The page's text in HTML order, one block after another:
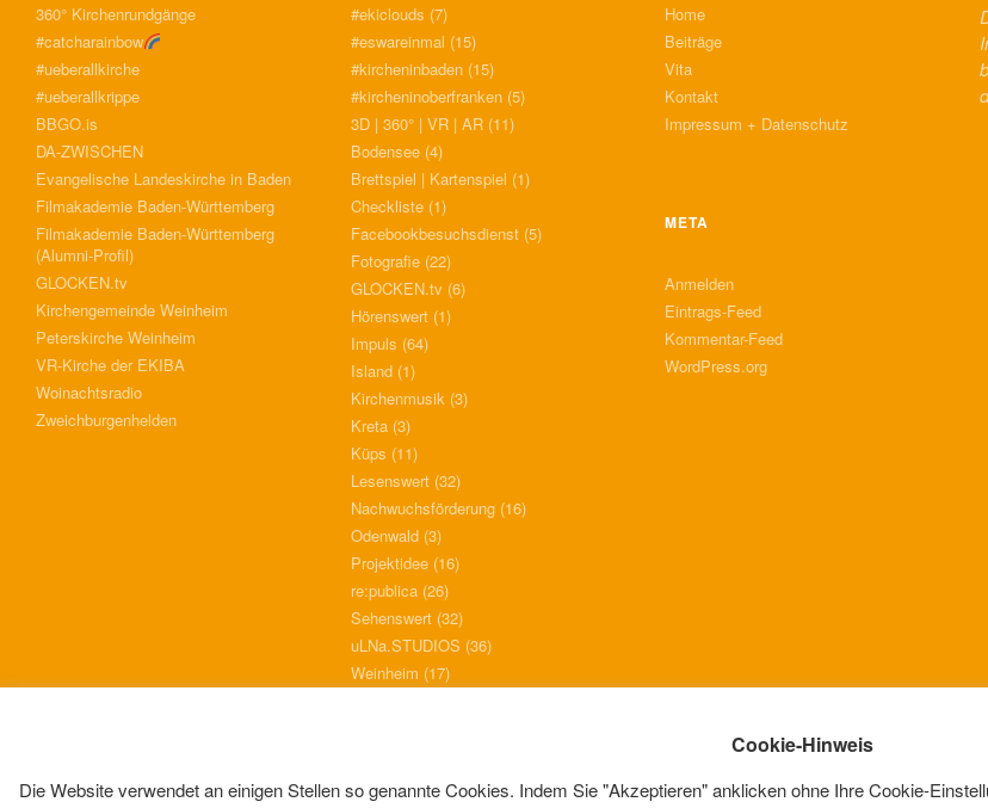
360° Kirchenrundgänge
#catcharainbow
#ueberallkirche
#ueberallkrippe
BBGO.is
DA-ZWISCHEN
Evangelische Landeskirche in Baden
Filmakademie Baden-Württemberg
Filmakademie Baden-Württemberg
(Alumni-Profil)
GLOCKEN.tv
Kirchengemeinde Weinheim
Peterskirche Weinheim
VR-Kirche der EKIBA
Woinachtsradio
Zweichburgenhelden
#ekiclouds (7)
#eswareinmal (15)
#kircheninbaden(15)
#kircheninoberfranken(5)
3D | 360° | VR | AR(11)
Bodensee(4)
Brettspiel | Kartenspiel (1)
Checkliste(1)
Facebookbesuchsdienst(5)
Fotografie(22)
GLOCKEN.tv (6)
Hörenswert(1)
Impuls (64)
Island(1)
Kirchenmusik(3)
Kreta(3)
Küps (11)
Lesenswert(32)
Nachwuchsförderung(16)
Odenwald(3)
Projektidee(16)
re:publica(26)
Sehenswert(32)
uLNa.STUDIOS (36)
Weinheim (17)
Home
Beiträge
Vita
Kontakt
Impressum + Datenschutz
META
Anmelden
Eintrags-Feed
Kommentar-Feed
WordPress.org
Cookie-Hinweis
Die Website verwendet an einigen Stellen so genannte Cookies. Indem Sie "Akzeptieren" anklicken ohne Ihre Cookie-